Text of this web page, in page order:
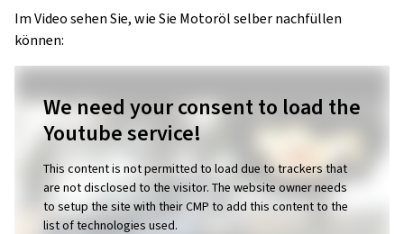
Im Video sehen Sie, wie Sie Motoröl selber nachfüllen
können:
We need your consent to load the
Youtube service!
This content is not permitted to load due to trackers that
are not disclosed to the visitor. The website owner needs
to setup the site with their CMP to add this content to the
list of technologies used.